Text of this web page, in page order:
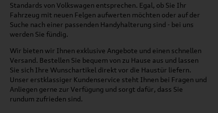
Standards von Volkswagen entsprechen. Egal, ob Sie Ihr
Fahrzeug mit neuen Felgen aufwerten möchten oder auf der
Suche nach einer passenden Handyhalterung sind - bei uns
werden Sie fündig.
Wir bieten wir Ihnen exklusive Angebote und einen schnellen
Versand. Bestellen Sie bequem von zu Hause aus und lassen
Sie sich Ihre Wunschartikel direkt vor die Haustür liefern.
Unser erstklassiger Kundenservice steht Ihnen bei Fragen und
Anliegen gerne zur Verfügung und sorgt dafür, dass Sie
rundum zufrieden sind.